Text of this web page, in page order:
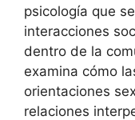
psicología que
interacciones
dentro de la
examina cómo
orientaciones
relaciones